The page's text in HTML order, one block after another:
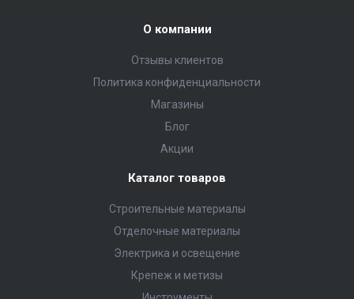
О компании
Отзывы клиентов
Политика конфиденциальности
Магазины
Блог
Акции
Каталог товаров
Строительные материалы
Отделочные материалы
Электрика и освещение
Крепеж и метизы